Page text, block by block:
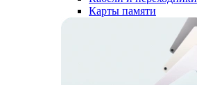
Карты памяти